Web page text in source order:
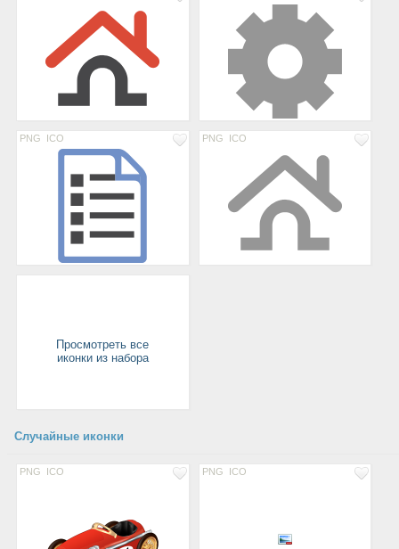
PNG ICO PNG ICO
Просмотреть все
иконки из набора
Случайные иконки
PNG ICO PNG ICO